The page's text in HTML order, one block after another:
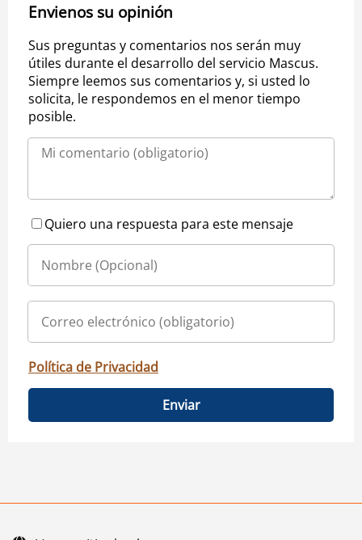
Envienos su opinión
Sus preguntas y comentarios nos serán muy
útiles durante el desarrollo del servicio Mascus.
Siempre leemos sus comentarios y, si usted lo
solicita, le respondemos en el menor tiempo
posible.
Quiero una respuesta para este mensaje
Política de Privacidad
Enviar